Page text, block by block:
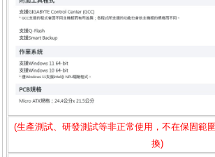
(生產測試、研發測試等非正常使用，不在保固範
換)